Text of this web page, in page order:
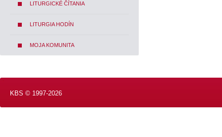
LITURGICKÉ ČÍTANIA
LITURGIA HODÍN
MOJA KOMUNITA
KBS © 1997-2026